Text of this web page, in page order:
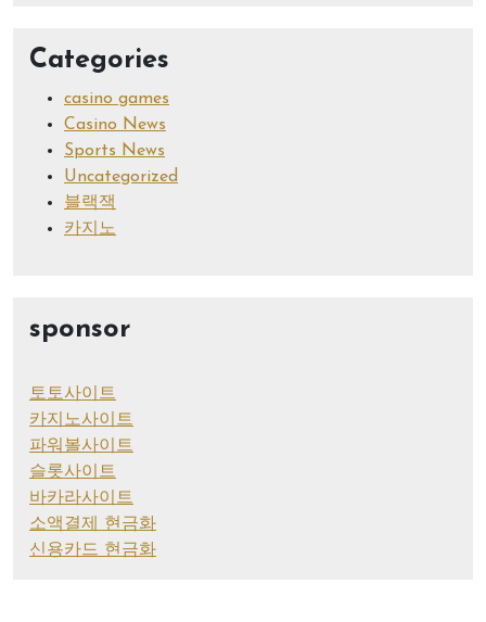
Categories
casino games
Casino News
Sports News
Uncategorized
블랙잭
카지노
sponsor
토토사이트
카지노사이트
파워볼사이트
슬롯사이트
바카라사이트
소액결제 현금화
신용카드 현금화